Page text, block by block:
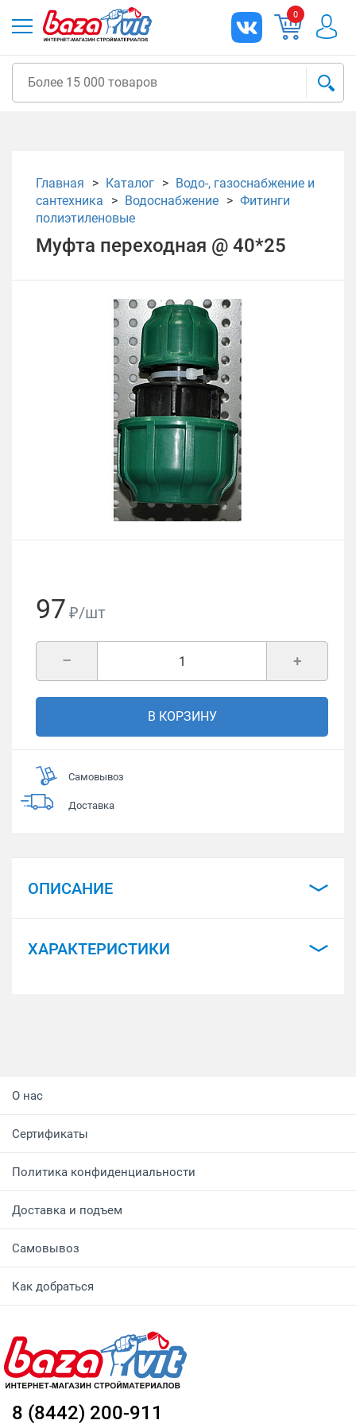
0
Главная Каталог
Водо-, газоснабжение и
сантехника
Водоснабжение
Фитинги
полиэтиленовые
Муфта переходная @ 40*25
97 ₽/шт
+
–
В КОРЗИНУ
Самовывоз
Доставка
ОПИСАНИЕ
ХАРАКТЕРИСТИКИ
О нас
Сертификаты
Политика конфиденциальности
Доставка и подъем
Самовывоз
Как добраться
8 (8442) 200-911